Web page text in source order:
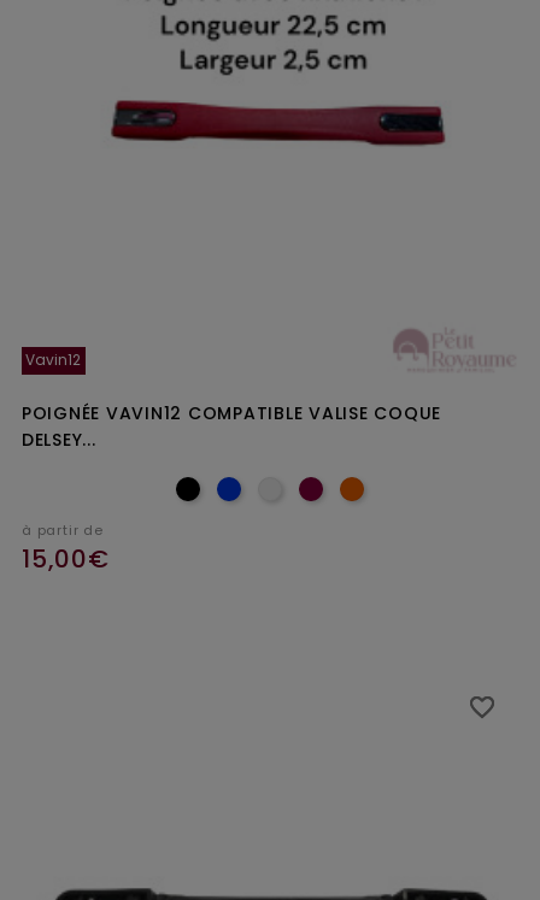
Vavin12
POIGNÉE VAVIN12 COMPATIBLE VALISE COQUE
DELSEY...
à partir de
15,00€
favorite_border
favorite_border